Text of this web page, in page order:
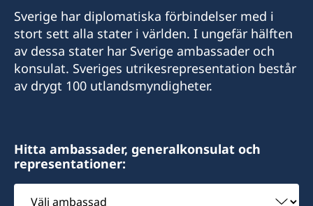
E-post: eva.halapi@gmail.com
Munkaþverárstræti 3
600 Akureyri
Island
Tel. +354 847 7207
E-post: hannachristel@gmail.com
Fossgata 4
710 Seyðisfjörður
Sverige har diplomatiska förbindelser med i
stort sett alla stater i världen. I ungefär hälften
av dessa stater har Sverige ambassader och
konsulat. Sveriges utrikesrepresentation består
av drygt 100 utlandsmyndigheter.
Hitta ambassader, generalkonsulat och
representationer:
Välj